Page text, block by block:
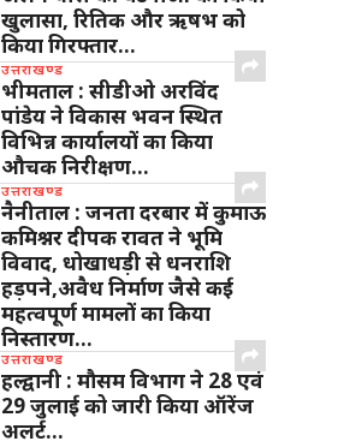
खुलासा, रितिक और ऋषभ को
किया गिरफ्तार…
उत्तराखण्ड
भीमताल : सीडीओ अरविंद
पांडेय ने विकास भवन स्थित
विभिन्न कार्यालयों का किया
औचक निरीक्षण…
उत्तराखण्ड
नैनीताल : जनता दरबार में कुमाऊ
कमिश्नर दीपक रावत ने भूमि
विवाद, धोखाधड़ी से धनराशि
हड़पने,अवैध निर्माण जैसे कई
महत्वपूर्ण मामलों का किया
निस्तारण…
उत्तराखण्ड
हल्द्वानी : मौसम विभाग ने 28 एवं
29 जुलाई को जारी किया ऑरेंज
अलर्ट…